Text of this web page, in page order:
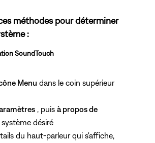
méthodes pour déterminer
:
SoundTouch
Menu dans le coin supérieur
, puis à propos de
désiré
du haut-parleur qui s'affiche,